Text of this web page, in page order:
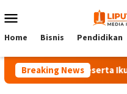
to
Menu
Home Bisnis Pendidikan
Breaking News
140 Peserta Ikut